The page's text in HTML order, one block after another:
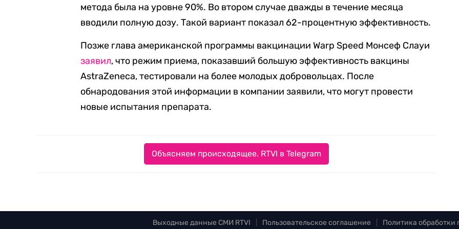
метода была на уровне 90%. Во втором случае дважды в течение месяца
вводили полную дозу. Такой вариант показал 62-процентную эффективность.
Позже глава американской программы вакцинации Warp Speed Монсеф Слауи
заявил, что режим приема, показавший большую эффективность вакцины
AstraZeneca, тестировали на более молодых добровольцах. После
обнародования этой информации в компании заявили, что могут провести
новые испытания препарата.
Объясняем происходящее. RTVI в Telegram
Выходные данные СМИ RTVI Пользовательское соглашение Политика